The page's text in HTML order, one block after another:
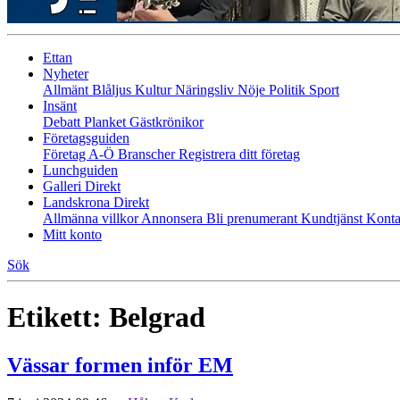
Ettan
Nyheter
Allmänt Blåljus KulturNäringsliv Nöje Politik Sport
Insänt
Debatt Planket Gästkrönikor
Företagsguiden
Företag A-Ö BranscherRegistrera ditt företag
Lunchguiden
Galleri Direkt
Landskrona Direkt
Allmänna villkorAnnonsera Bli prenumerant Kundtjänst
Mitt konto
Sök
Etikett: Belgrad
Vässar formen inför EM